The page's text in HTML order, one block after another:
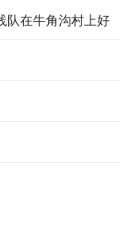
队在牛角沟村上好